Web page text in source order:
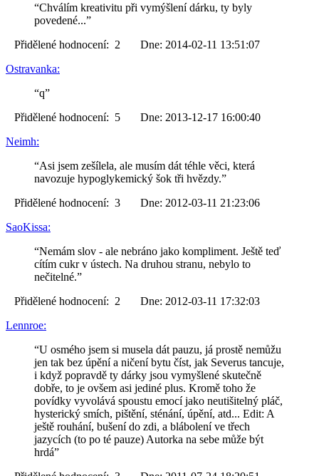
“Chválím kreativitu při vymýšlení dárku, ty byly
povedené...”
Přidělené hodnocení: 2 Dne: 2014-02-11 13:51:07
Ostravanka:
“q”
Přidělené hodnocení: 5 Dne: 2013-12-17 16:00:40
Neimh:
“Asi jsem zešílela, ale musím dát téhle věci, která
navozuje hypoglykemický šok tři hvězdy.”
Přidělené hodnocení: 3 Dne: 2012-03-11 21:23:06
SaoKissa:
“Nemám slov - ale nebráno jako kompliment. Ještě teď
cítím cukr v ústech. Na druhou stranu, nebylo to
nečitelné.”
Přidělené hodnocení: 2 Dne: 2012-03-11 17:32:03
Lennroe:
“U osmého jsem si musela dát pauzu, já prostě nemůžu
jen tak bez úpění a ničení bytu číst, jak Severus tancuje,
i když popravdě ty dárky jsou vymyšlené skutečně
dobře, to je ovšem asi jediné plus. Kromě toho že
povídky vyvolává spoustu emocí jako neutišitelný pláč,
hysterický smích, pištění, sténání, úpění, atd... Edit: A
ještě rouhání, bušení do zdi, a blábolení ve třech
jazycích (to po té pauze) Autorka na sebe může být
hrdá”